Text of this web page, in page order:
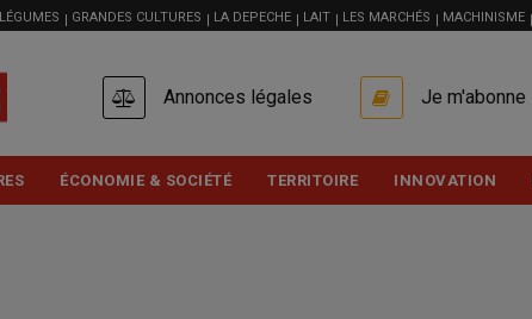
GRANDES CULTURES LA DEPECHE LAIT LES MARCHÉS MACHINISME
ACCOUNT
Annonces légales Je m'abonne
ÉCONOMIE & SOCIÉTÉ TERRITOIRE INNOVATION